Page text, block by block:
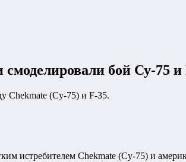
бой Су-75 и
Chеkmatе (Су-75) и F-35.
истребителем Chеkmatе (Су-75) и